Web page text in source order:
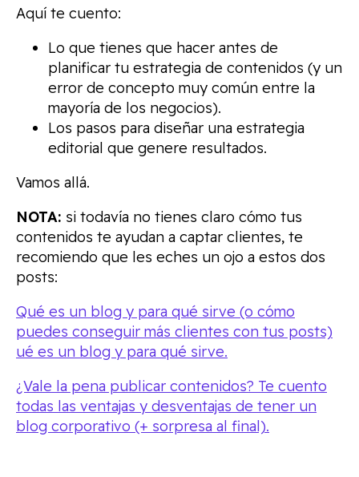
Aquí te cuento:
Lo que tienes que hacer antes de
planificar tu estrategia de contenidos (y un
error de concepto muy común entre la
mayoría de los negocios).
Los pasos para diseñar una estrategia
editorial que genere resultados.
Vamos allá.
NOTA: si todavía no tienes claro cómo tus
contenidos te ayudan a captar clientes, te
recomiendo que les eches un ojo a estos dos
posts:
Qué es un blog y para qué sirve (o cómo
puedes conseguir más clientes con tus posts)
ué es un blog y para qué sirve.
¿Vale la pena publicar contenidos? Te cuento
todas las ventajas y desventajas de tener un
blog corporativo (+ sorpresa al final).